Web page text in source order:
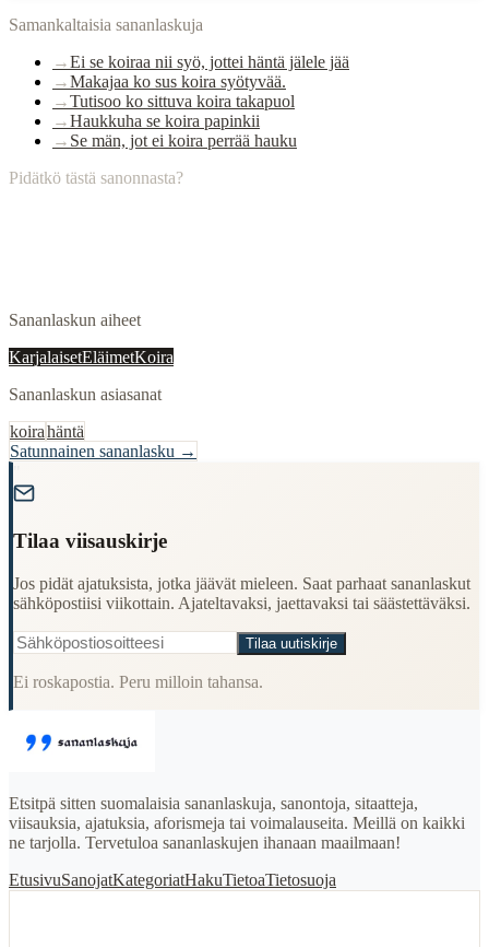
Samankaltaisia sananlaskuja
→Ei se koiraa nii syö, jottei häntä jälele jää
→Makajaa ko sus koira syötyvää.
→Tutisoo ko sittuva koira takapuol
→Haukkuha se koira papinkii
→ Se män, jot ei koira perrää hauku
Pidätkö tästä sanonnasta?
Sananlaskun aiheet
KarjalaisetEläimetKoira
Sananlaskun asiasanat
koirahäntä
Satunnainen sananlasku →
Tilaa viisauskirje
Jos pidät ajatuksista, jotka jäävät mieleen. Saat parhaat sananlaskut
sähköpostiisi viikottain. Ajateltavaksi, jaettavaksi tai säästettäväksi.
Tilaa uutiskirje
Ei roskapostia. Peru milloin tahansa.
Etsitpä sitten suomalaisia sananlaskuja, sanontoja, sitaatteja,
viisauksia, ajatuksia, aforismeja tai voimalauseita. Meillä on kaikki
ne tarjolla. Tervetuloa sananlaskujen ihanaan maailmaan!
EtusivuSanojatKategoriatHakuTietoaTietosuoja